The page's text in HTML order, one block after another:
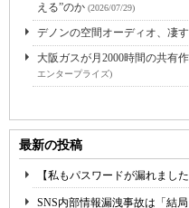
える”のか (2026/07/29)
デノンの空間オーディオ、凄
大阪ガスが月2000時間の共
エンタープライズ)
最新の投稿
【私もパスワードが漏れまし
SNS内部情報漏洩事故は「結